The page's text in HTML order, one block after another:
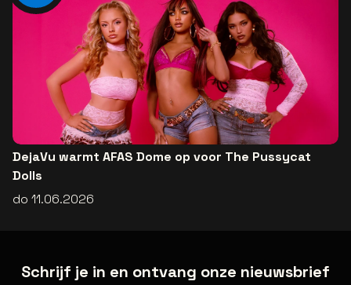
DejaVu warmt AFAS Dome op voor The Pussycat
Dolls
do 11.06.2026
Schrijf je in en ontvang onze nieuwsbrief